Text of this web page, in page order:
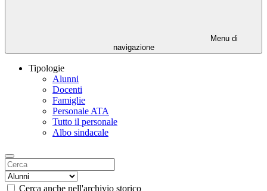
Menu di
navigazione
Tipologie
Alunni
Docenti
Famiglie
Personale ATA
Tutto il personale
Albo sindacale
Cerca anche nell'archivio storico